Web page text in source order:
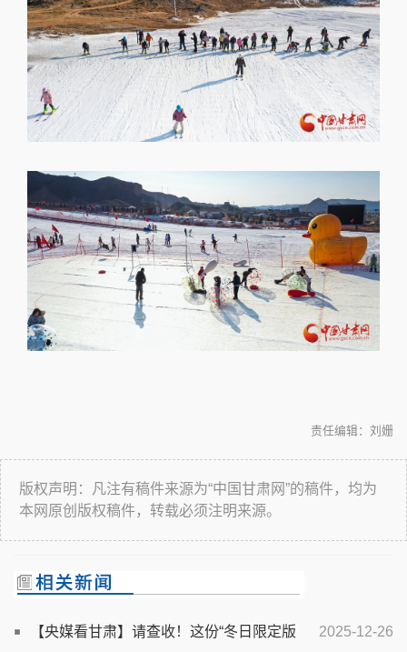
责任编辑：刘姗
版权声明：凡注有稿件来源为“中国甘肃网”的稿件，均为
本网原创版权稿件，转载必须注明来源。
2025-12-26
【央媒看甘肃】请查收！这份“冬日限定版